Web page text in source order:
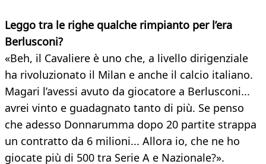
Leggo tra le righe qualche rimpianto per l’era
Berlusconi?
«Beh, il Cavaliere è uno che, a livello dirigenziale
ha rivoluzionato il Milan e anche il calcio italiano.
Magari l’avessi avuto da giocatore a Berlusconi...
avrei vinto e guadagnato tanto di più. Se penso
che adesso Donnarumma dopo 20 partite strappa
un contratto da 6 milioni... Allora io, che ne ho
giocate più di 500 tra Serie A e Nazionale?».